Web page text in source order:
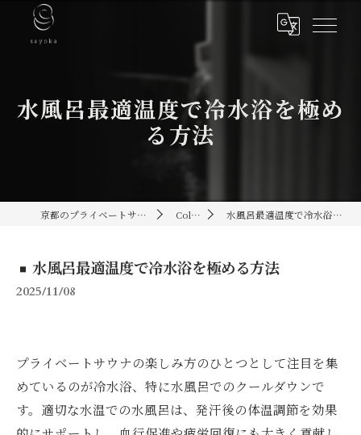
水風呂最適温度で冷水浴を極め
る方法
京都のプライベートサウナ[sayoka] Column 水風呂最適温度で冷水浴を極める方法
水風呂最適温度で冷水浴を極める方法
2025/11/08
プライベートサウナの楽しみ方のひとつとして注目を集
めているのが冷水浴、特に水風呂でのクールダウンで
す。適切な水温での水風呂は、発汗後の体温調節を効果